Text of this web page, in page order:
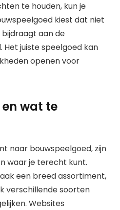
te houden, kun je
kiest dat niet
bijdraagt aan de
Het juiste speelgoed kan
openen voor
wat te
naar bouwspeelgoed, zijn
waar je terecht kunt.
een breed assortiment,
verschillende soorten
Websites